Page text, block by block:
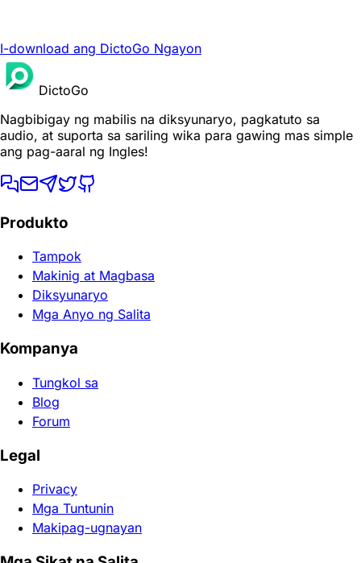
I-download ang DictoGo Ngayon
DictoGo
Nagbibigay ng mabilis na diksyunaryo, pagkatuto sa
audio, at suporta sa sariling wika para gawing mas simple
ang pag-aaral ng Ingles!
Produkto
Tampok
Makinig at Magbasa
Diksyunaryo
Mga Anyo ng Salita
Kompanya
Tungkol sa
Blog
Forum
Legal
Privacy
Mga Tuntunin
Makipag-ugnayan